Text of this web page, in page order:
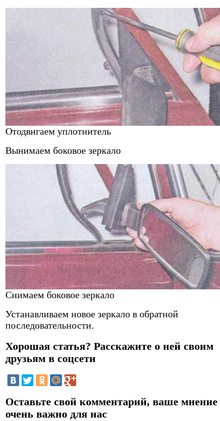
Отодвигаем уплотнитель
Вынимаем боковое зеркало
Снимаем боковое зеркало
Устанавливаем новое зеркало в обратной
последовательности.
Хорошая статья? Расскажите о ней своим
друзьям в соцсети
Оставьте свой комментарий, ваше мнение
очень важно для нас